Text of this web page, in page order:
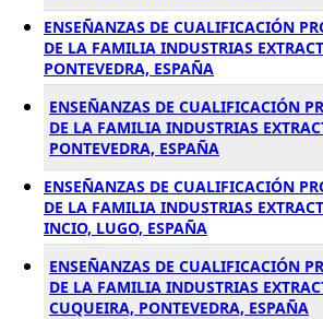
ENSEÑANZAS DE CUALIFICACIÓN
DE LA FAMILIA INDUSTRIAS
PONTEVEDRA, ESPAÑA
ENSEÑANZAS DE CUALIFICACIÓN
DE LA FAMILIA INDUSTRIAS
PONTEVEDRA, ESPAÑA
ENSEÑANZAS DE CUALIFICACIÓN
DE LA FAMILIA INDUSTRIAS
INCIO, LUGO, ESPAÑA
ENSEÑANZAS DE CUALIFICACIÓN
DE LA FAMILIA INDUSTRIAS
CUQUEIRA, PONTEVEDRA, ESPAÑA